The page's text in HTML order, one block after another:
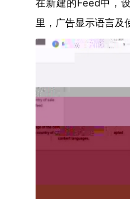
在新建的Feed中，
里，广告显示语言及